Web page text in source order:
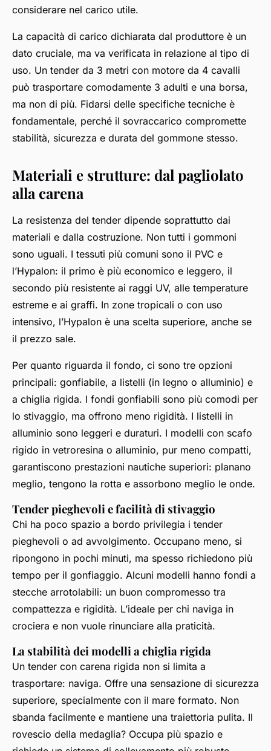
considerare nel carico utile.
La capacità di carico dichiarata dal produttore è un
dato cruciale, ma va verificata in relazione al tipo di
uso. Un tender da 3 metri con motore da 4 cavalli
può trasportare comodamente 3 adulti e una borsa,
ma non di più. Fidarsi delle specifiche tecniche è
fondamentale, perché il sovraccarico compromette
stabilità, sicurezza e durata del gommone stesso.
Materiali e strutture: dal pagliolato
alla carena
La resistenza del tender dipende soprattutto dai
materiali e dalla costruzione. Non tutti i gommoni
sono uguali. I tessuti più comuni sono il PVC e
l’Hypalon: il primo è più economico e leggero, il
secondo più resistente ai raggi UV, alle temperature
estreme e ai graffi. In zone tropicali o con uso
intensivo, l’Hypalon è una scelta superiore, anche se
il prezzo sale.
Per quanto riguarda il fondo, ci sono tre opzioni
principali: gonfiabile, a listelli (in legno o alluminio) e
a chiglia rigida. I fondi gonfiabili sono più comodi per
lo stivaggio, ma offrono meno rigidità. I listelli in
alluminio sono leggeri e duraturi. I modelli con scafo
rigido in vetroresina o alluminio, pur meno compatti,
garantiscono prestazioni nautiche superiori: planano
meglio, tengono la rotta e assorbono meglio le onde.
Tender pieghevoli e facilità di stivaggio
Chi ha poco spazio a bordo privilegia i tender
pieghevoli o ad avvolgimento. Occupano meno, si
ripongono in pochi minuti, ma spesso richiedono più
tempo per il gonfiaggio. Alcuni modelli hanno fondi a
stecche arrotolabili: un buon compromesso tra
compattezza e rigidità. L’ideale per chi naviga in
crociera e non vuole rinunciare alla praticità.
La stabilità dei modelli a chiglia rigida
Un tender con carena rigida non si limita a
trasportare: naviga. Offre una sensazione di sicurezza
superiore, specialmente con il mare formato. Non
sbanda facilmente e mantiene una traiettoria pulita. Il
rovescio della medaglia? Occupa più spazio e